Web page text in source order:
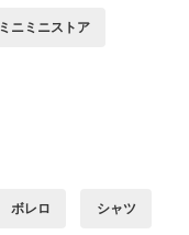
ミニミニストア
ボレロ シャツ